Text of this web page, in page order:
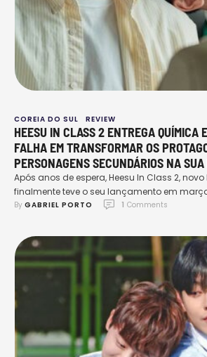
COREIA DO SUL REVIEW
HEESU IN CLASS 2 ENTREGA QUÍMICA
FALHA EM TRANSFORMAR OS
PERSONAGENS SECUNDÁRIOS NA
Após anos de espera, Heesu In Class 2, novo
finalmente teve o seu lançamento em
produção, adaptação do popular manhwa
divertido que, à primeira vista, iria agradar
um elenco …
By GABRIEL PORTO 1 Comments